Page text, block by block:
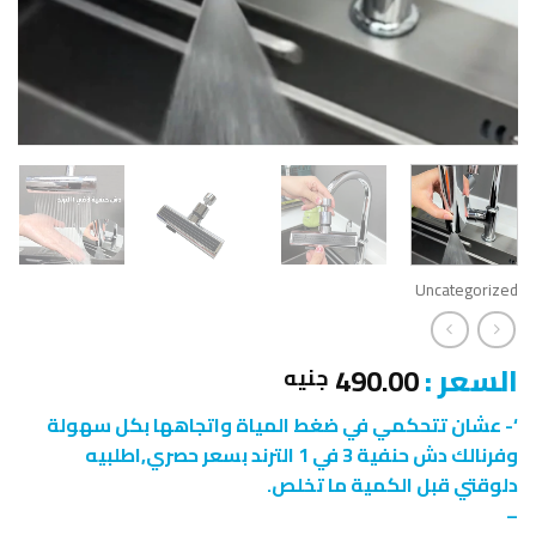
Uncategorized
السعر :490.00 جنيه
‘- عشان تتحكمي في ضغط المياة واتجاهها بكل سهولة
وفرنالك دش حنفية 3 في 1 الترند بسعر حصري,اطلبيه
دلوقتي قبل الكمية ما تخلص.
–